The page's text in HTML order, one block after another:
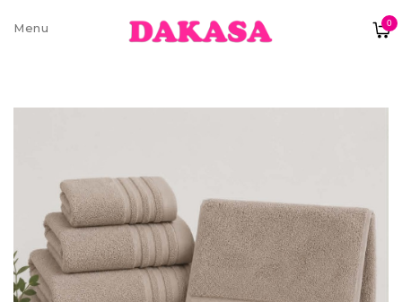
0
Sobre nós
Pagamentos e Envios